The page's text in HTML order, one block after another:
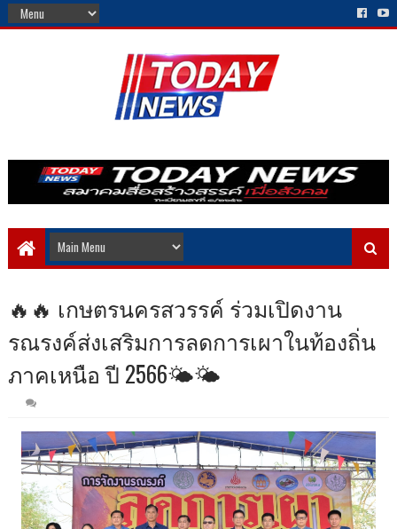
🔥🔥 เกษตรนครสวรรค์ ร่วมเปิดงาน
รณรงค์ส่งเสริมการลดการเผาในท้องถิ่น
ภาคเหนือ ปี 2566🌤️🌤️